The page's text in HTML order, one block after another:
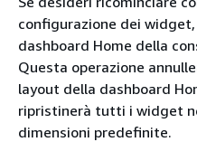
configurazione dei
dashboard Home della
Questa operazione
layout della dashboard
ripristinerà tutti i widget
dimensioni predefinite.